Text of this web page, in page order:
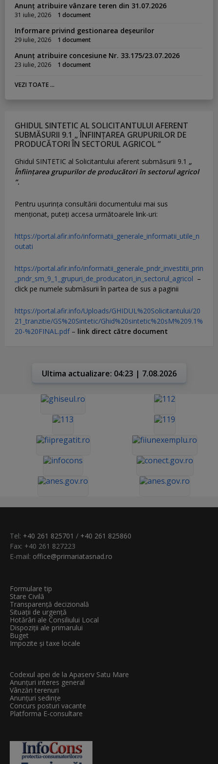
Anunț atribuire vânzare teren din 31.07.2026
31 iulie, 2026 1 document
Informare privind gestionarea deșeurilor
29 iulie, 2026 1 document
Anunț atribuire concesiune Nr. 33.175/23.07.2026
23 iulie, 2026 1 document
VEZI TOATE ...
GHIDUL SINTETIC AL SOLICITANTULUI AFERENT
SUBMĂSURII 9.1 „ ÎNFIINȚAREA GRUPURILOR DE
PRODUCĂTORI ÎN SECTORUL AGRICOL ”
Ghidul SINTETIC al Solicitantului aferent submăsurii 9.1 „
Înființarea grupurilor de producători în sectorul agricol
”.
Pentru uşurinţa consultării documentului mai sus
menţionat, puteţi accesa următoarele link-uri:
https://portal.afir.info/informatii_generale_informatii_utile_n
outati
https://portal.afir.info/informatii_generale_pndr_investitii_prin
_pndr_sm_9_1_grupuri_de_producatori_in_sectorul_agricol –
click pe numele submăsurii în partea de sus a paginii
https://portal.afir.info/Uploads/GHIDUL%20Solicitantului/20
21_tranzitie/GS%20Sintetic/Ghid%20sintetic%20sM%209.1%
20-%20FINAL.pdf– link direct către document
Ultima actualizare: 04:23 | 7.08.2026
Tel: +40 261 825701 / +40 261 825860
Fax: +40 261 827223
E-mail: office@primariatasnad.ro
Formulare tip
Stare Civilă
Transparenţă decizională
Situații de urgență
Hotărâri ale Consiliului Local
Dispoziții ale primarului
Buget
Impozite și taxe locale
Codexul apei de la Apaserv Satu Mare
Anunțuri interes general
Vânzări terenuri
Anunțuri sedințe
Concurs posturi vacante
Platforma E-consultare